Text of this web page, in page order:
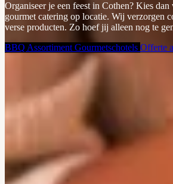
Organiseer je een feest in Cothen? Kies
gourmet catering op locatie. Wij verzorgen
verse producten. Zo hoef jij alleen nog te
BBQ Assortiment Gourmetschotels Offerte